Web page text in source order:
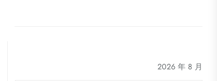
2026 年 8 月